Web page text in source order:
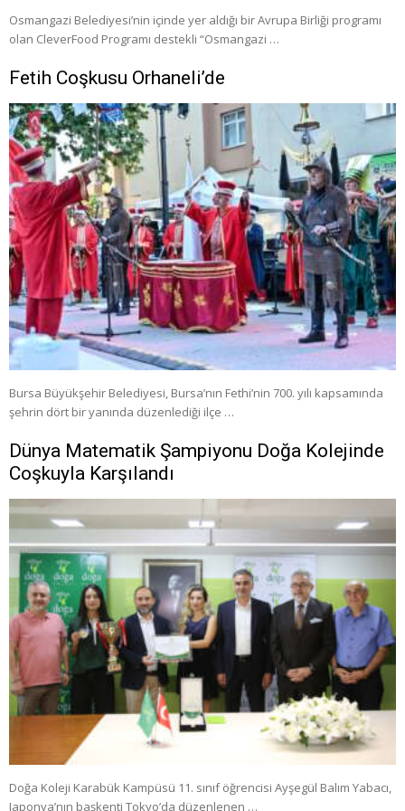
Osmangazi Belediyesi’nin içinde yer aldığı bir Avrupa Birliği programı
olan CleverFood Programı destekli “Osmangazi …
Fetih Coşkusu Orhaneli’de
Bursa Büyükşehir Belediyesi, Bursa’nın Fethi’nin 700. yılı kapsamında
şehrin dört bir yanında düzenlediği ilçe …
Dünya Matematik Şampiyonu Doğa Kolejinde
Coşkuyla Karşılandı
Doğa Koleji Karabük Kampüsü 11. sınıf öğrencisi Ayşegül Balım Yabacı,
Japonya’nın başkenti Tokyo’da düzenlenen …